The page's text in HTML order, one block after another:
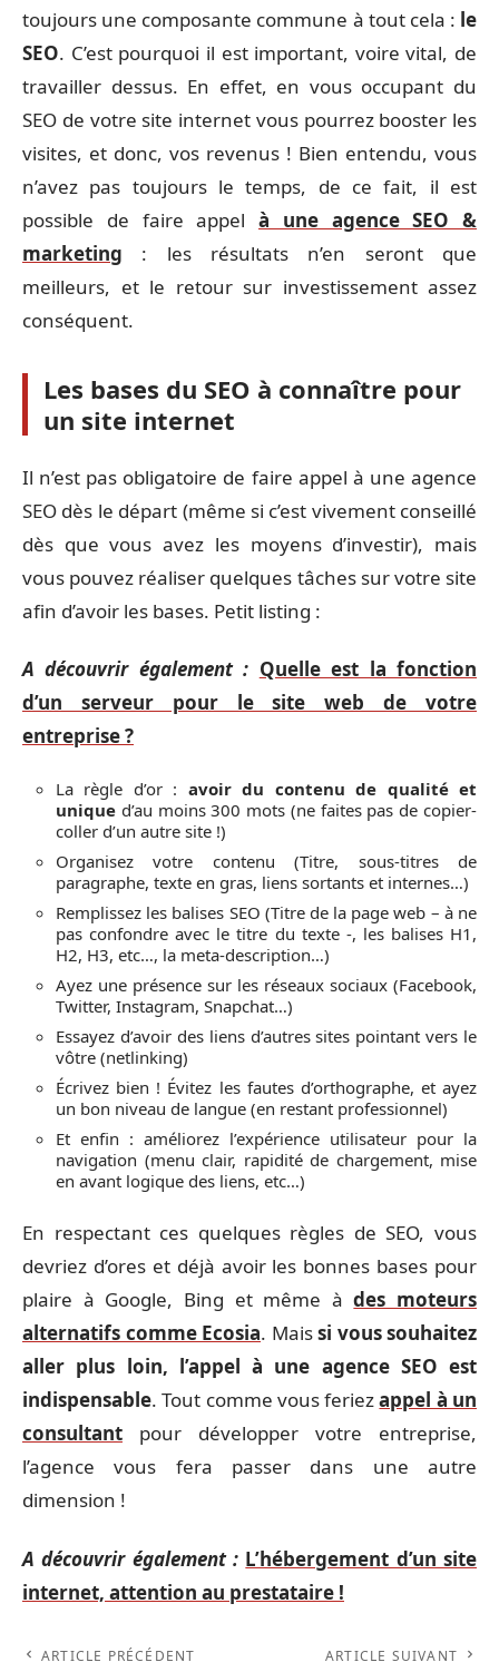
toujours une composante commune à tout cela : le
SEO. C’est pourquoi il est important, voire vital, de
travailler dessus. En effet, en vous occupant du
SEO de votre site internet vous pourrez booster les
visites, et donc, vos revenus ! Bien entendu, vous
n’avez pas toujours le temps, de ce fait, il est
possible de faire appel à une agence SEO &
marketing : les résultats n’en seront que
meilleurs, et le retour sur investissement assez
conséquent.
Les bases du SEO à connaître pour
un site internet
Il n’est pas obligatoire de faire appel à une agence
SEO dès le départ (même si c’est vivement conseillé
dès que vous avez les moyens d’investir), mais
vous pouvez réaliser quelques tâches sur votre site
afin d’avoir les bases. Petit listing :
A découvrir également : Quelle est la fonction
d’un serveur pour le site web de votre
entreprise ?
La règle d’or : avoir du contenu de qualité et
unique d’au moins 300 mots (ne faites pas de copier-
coller d’un autre site !)
Organisez votre contenu (Titre, sous-titres de
paragraphe, texte en gras, liens sortants et internes…)
Remplissez les balises SEO (Titre de la page web – à ne
pas confondre avec le titre du texte -, les balises H1,
H2, H3, etc…, la meta-description…)
Ayez une présence sur les réseaux sociaux (Facebook,
Twitter, Instagram, Snapchat…)
Essayez d’avoir des liens d’autres sites pointant vers le
vôtre (netlinking)
Écrivez bien ! Évitez les fautes d’orthographe, et ayez
un bon niveau de langue (en restant professionnel)
Et enfin : améliorez l’expérience utilisateur pour la
navigation (menu clair, rapidité de chargement, mise
en avant logique des liens, etc…)
En respectant ces quelques règles de SEO, vous
devriez d’ores et déjà avoir les bonnes bases pour
plaire à Google, Bing et même àdes moteurs
alternatifs comme Ecosia. Maissi vous souhaitez
aller plus loin, l’appel à une agence SEO est
indispensable. Tout comme vous feriezappel à un
consultant pour développer votre entreprise,
l’agence vous fera passer dans une autre
dimension !
A découvrir également : L’hébergement d’un site
internet, attention au prestataire !
ARTICLE PRÉCÉDENT ARTICLE SUIVANT